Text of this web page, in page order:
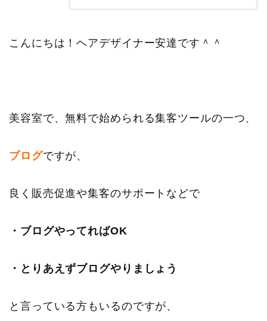
こんにちは！ヘアデザイナー安達です＾＾
美容室で、無料で始められる集客ツールの一つ、
ブログですが、
良く販売促進や集客のサポートなどで
・ブログやってればOK
・とりあえずブログやりましょう
と言っている方もいるのですが、